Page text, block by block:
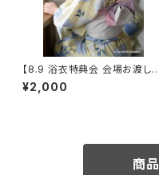
【8.9 浴衣特典会 会場お渡し限
定】高見汐珠 浴衣ポートレート
※発送はいたしません
¥2,000
商